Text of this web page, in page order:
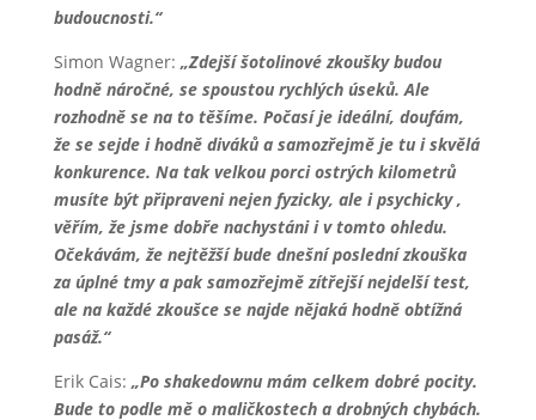
budoucnosti.“
Simon Wagner: „Zdejší šotolinové zkoušky budou
hodně náročné, se spoustou rychlých úseků. Ale
rozhodně se na to těšíme. Počasí je ideální, doufám,
že se sejde i hodně diváků a samozřejmě je tu i skvělá
konkurence. Na tak velkou porci ostrých kilometrů
musíte být připraveni nejen fyzicky, ale i psychicky ,
věřím, že jsme dobře nachystáni i v tomto ohledu.
Očekávám, že nejtěžší bude dnešní poslední zkouška
za úplné tmy a pak samozřejmě zítřejší nejdelší test,
ale na každé zkoušce se najde nějaká hodně obtížná
pasáž.“
Erik Cais: „Po shakedownu mám celkem dobré pocity.
Bude to podle mě o maličkostech a drobných chybách.